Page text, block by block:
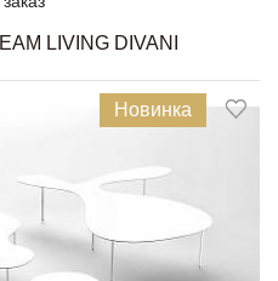
LIVING DIVANI
Новинка